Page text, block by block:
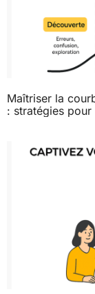
Maîtriser la
: stratégies